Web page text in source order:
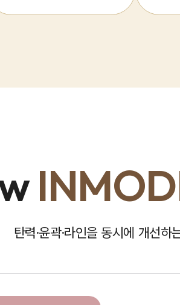
탄력·윤곽·라인을 동시에 개선하